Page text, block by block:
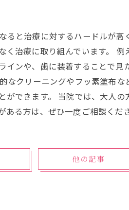
と治療に対するハードルが
治療に取り組んでいます。
インや、歯に装着することで
なクリーニングやフッ素塗布
できます。 当院では、大人
る方は、ぜひ一度ご相談くだ
他の記事